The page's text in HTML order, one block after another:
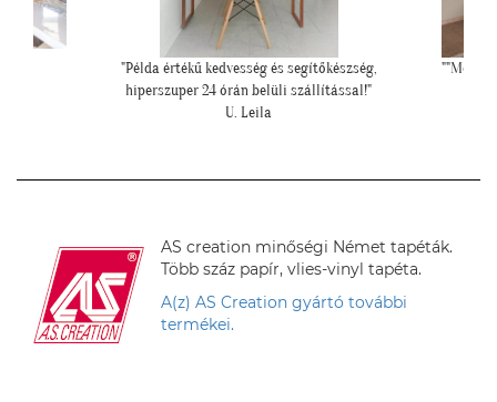
""Még egyszer köszönjük a lehetőséget, és azt is,
hogy velünk örültök!""
Z. Kriszta
AS creation minőségi Német tapéták.
Több száz papír, vlies-vinyl tapéta.
A(z) AS Creation gyártó további
termékei.